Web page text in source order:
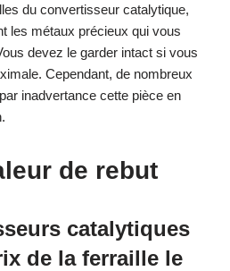
du convertisseur catalytique,
les métaux précieux qui vous
devez le garder intact si vous
Cependant, de nombreux
inadvertance cette pièce en
de rebut
catalytiques
de la ferraille le